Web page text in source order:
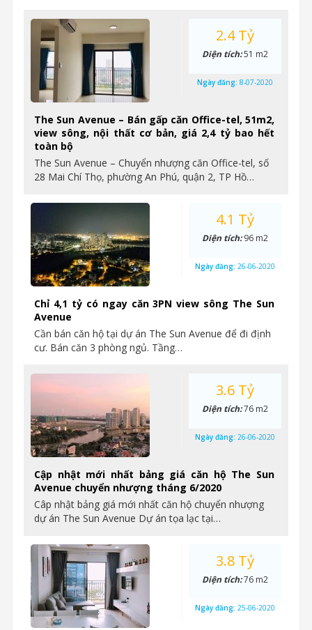
The Sun Avenue – Bán gấp căn Office-tel, 51m2,
view sông, nội thất cơ bản, giá 2,4 tỷ bao hết
toàn bộ
The Sun Avenue – Chuyển nhượng căn Office-tel, số
28 Mai Chí Thọ, phường An Phú, quận 2, TP Hồ…
2.4 Tỷ
Diện tích:51 m2
Ngày đăng: 8-07-2020
Chỉ 4,1 tỷ có ngay căn 3PN view sông The Sun
Avenue
Cần bán căn hộ tại dự án The Sun Avenue để đi định
cư. Bán căn 3 phòng ngủ. Tầng…
4.1 Tỷ
Diện tích:96 m2
Ngày đăng: 26-06-2020
Cập nhật mới nhất bảng giá căn hộ The Sun
Avenue chuyển nhượng tháng 6/2020
Câp nhật bảng giá mới nhất căn hộ chuyển nhượng
dự án The Sun Avenue Dự án tọa lạc tại…
3.6 Tỷ
Diện tích:76 m2
Ngày đăng: 26-06-2020
3.8 Tỷ
Diện tích:76 m2
Ngày đăng: 25-06-2020